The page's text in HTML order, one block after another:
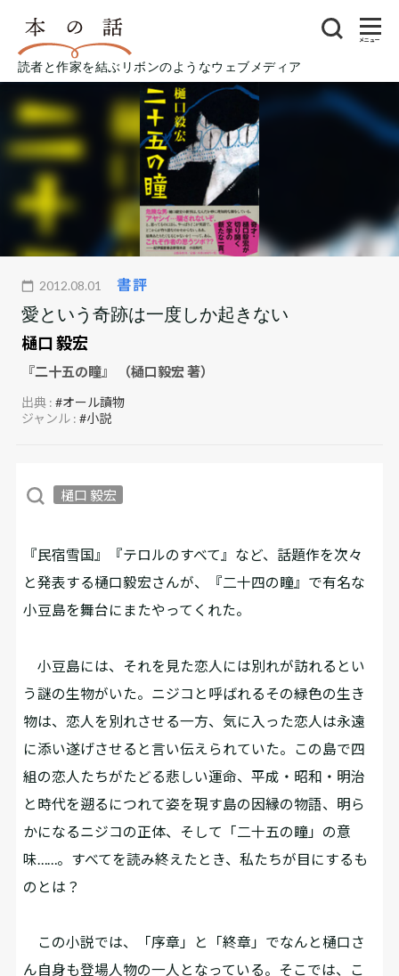
読者と作家を結ぶリボンのようなウェブメディア
メニュー
2012.08.01 書評
愛という奇跡は一度しか起きない
樋口 毅宏
『二十五の瞳』 （樋口毅宏 著）
出典 :#オール讀物
ジャンル :#小説
樋口 毅宏
『民宿雪国』『テロルのすべて』など、話題作を次々
と発表する樋口毅宏さんが、『二十四の瞳』で有名な
小豆島を舞台にまたやってくれた。
小豆島には、それを見た恋人には別れが訪れるとい
う謎の生物がいた。ニジコと呼ばれるその緑色の生き
物は、恋人を別れさせる一方、気に入った恋人は永遠
に添い遂げさせると言い伝えられていた。この島で四
組の恋人たちがたどる悲しい運命、平成・昭和・明治
と時代を遡るにつれて姿を現す島の因縁の物語、明ら
かになるニジコの正体、そして「二十五の瞳」の意
味……。すべてを読み終えたとき、私たちが目にするも
のとは？
この小説では、「序章」と「終章」でなんと樋口さ
ん自身も登場人物の一人となっている。そこでは、こ